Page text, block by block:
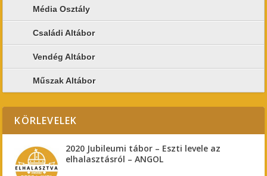
Média Osztály
Családi Altábor
Vendég Altábor
Műszak Altábor
KÖRLEVELEK
2020 Jubileumi tábor – Eszti levele az
elhalasztásról – ANGOL